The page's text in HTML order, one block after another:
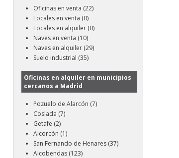
Oficinas en venta (22)
Locales en venta (0)
Locales en alquiler (0)
Naves en venta (10)
Naves en alquiler (29)
Suelo industrial (35)
Oficinas en alquiler en municipios
cercanos a Madrid
Pozuelo de Alarcón (7)
Coslada (7)
Getafe (2)
Alcorcón (1)
San Fernando de Henares (37)
Alcobendas (123)